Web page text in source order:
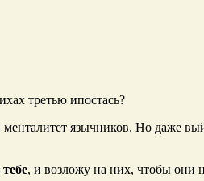
третью ипостась?
язычников. Но даже
, и возложу на них, чтобы они